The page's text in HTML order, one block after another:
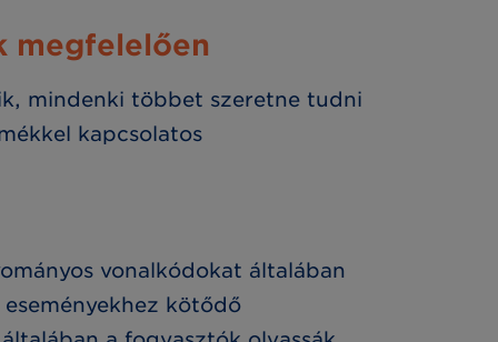
megfelelően
mindenki többet szeretne tudni
kapcsolatos
vonalkódokat általában
kötődő